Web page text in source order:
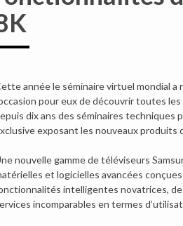
année le séminaire virtuel mondial
pour eux de découvrir toutes
dix ans des séminaires
exposant les nouveaux produits
nouvelle gamme de téléviseurs
et logicielles avancées
intelligentes novatrices,
incomparables en termes